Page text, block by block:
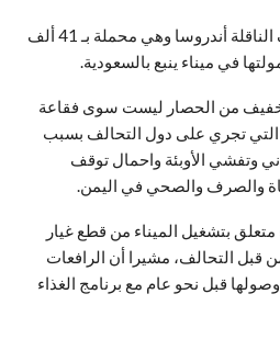
وأشار إلى أن التحالف اختطف الناقلة أندروسا وهي محملة بـ 41 ألف
في ميناء ينبع بالسعودية.
من الحصار ليست سوى فقاعة
تجري على دول التحالف بسبب
وتفشي الأوبئة واحمال توقف
والصرف والصحي في اليمن.
بتشغيل الميناء من قطع غيار
قبل التحالف، مشيرا أن الرافعات
قبل نحو عام مع برنامج الغذاء